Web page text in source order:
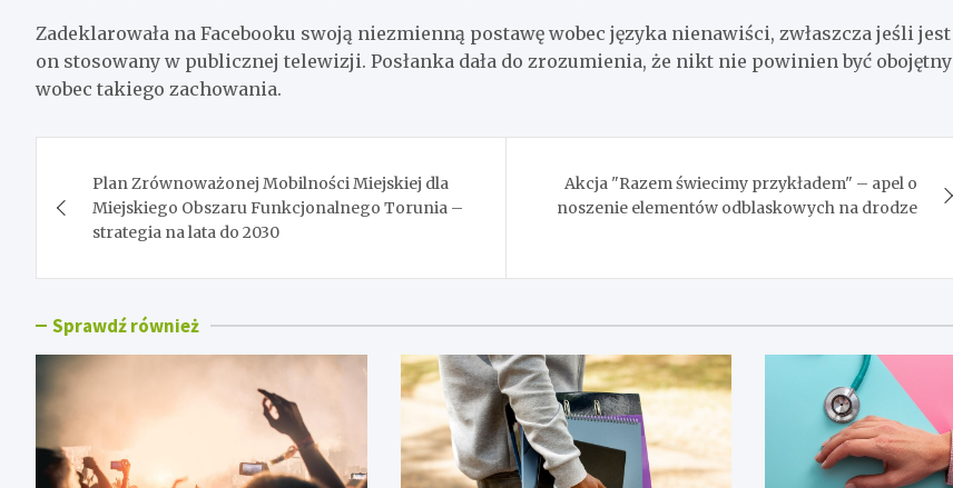
Zadeklarowała na Facebooku swoją niezmienną postawę wobec języka nienawiści, zwłaszcza jeśli jest
on stosowany w publicznej telewizji. Posłanka dała do zrozumienia, że nikt nie powinien być obojętny
wobec takiego zachowania.
wpisu
Plan Zrównoważonej Mobilności Miejskiej dla
Miejskiego Obszaru Funkcjonalnego Torunia –
strategia na lata do 2030
Akcja "Razem świecimy przykładem" – apel o
noszenie elementów odblaskowych na drodze
Sprawdź również